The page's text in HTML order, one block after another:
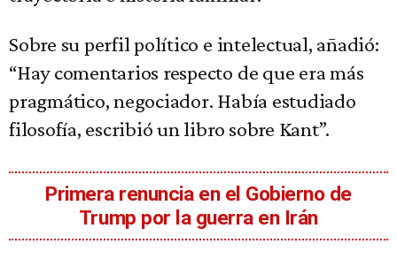
Sobre su perfil político e intelectual, añadió:
“Hay comentarios respecto de que era más
pragmático, negociador. Había estudiado
filosofía, escribió un libro sobre Kant”.
Primera renuncia en el Gobierno de
Trump por la guerra en Irán